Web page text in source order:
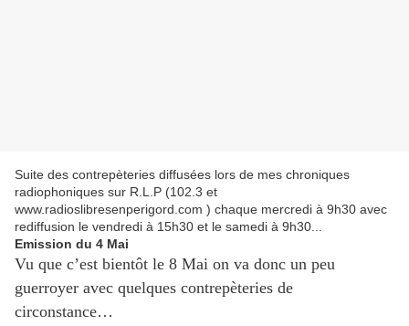
Suite des contrepèteries diffusées lors de mes chroniques
radiophoniques sur R.L.P (102.3 et
www.radioslibresenperigord.com ) chaque mercredi à 9h30 avec
rediffusion le vendredi à 15h30 et le samedi à 9h30...
Emission du 4 Mai
Vu que c’est bientôt le 8 Mai on va donc un peu
guerroyer avec quelques contrepèteries de
circonstance…